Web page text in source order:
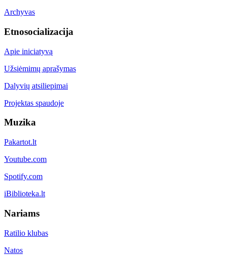
Archyvas
Etnosocializacija
Apie iniciatyvą
Užsiėmimų aprašymas
Dalyvių atsiliepimai
Projektas spaudoje
Muzika
Pakartot.lt
Youtube.com
Spotify.com
iBiblioteka.lt
Nariams
Ratilio klubas
Natos